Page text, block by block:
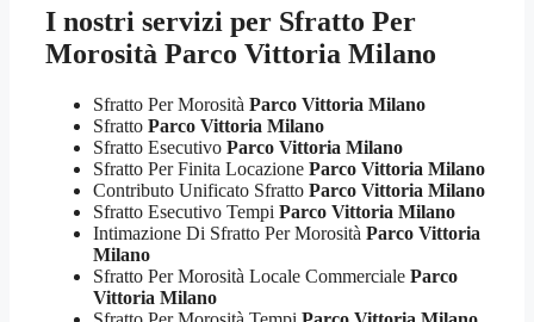
I nostri servizi per Sfratto Per
Morosità Parco Vittoria Milano
Sfratto Per Morosità Parco Vittoria Milano
Sfratto Parco Vittoria Milano
Sfratto Esecutivo Parco Vittoria Milano
Sfratto Per Finita Locazione Parco Vittoria Milano
Contributo Unificato Sfratto Parco Vittoria Milano
Sfratto Esecutivo Tempi Parco Vittoria Milano
Intimazione Di Sfratto Per Morosità Parco Vittoria
Milano
Sfratto Per Morosità Locale Commerciale Parco
Vittoria Milano